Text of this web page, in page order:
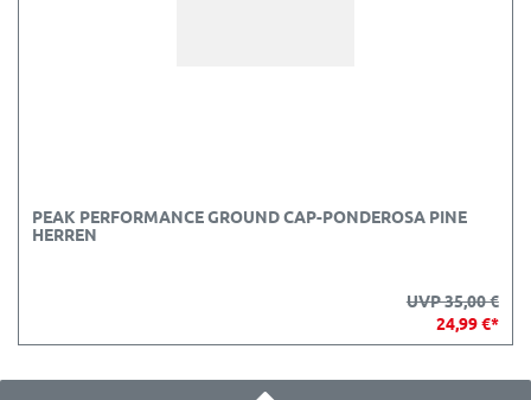
PEAK PERFORMANCE GROUND CAP-PONDEROSA PINE
HERREN
UVP 35,00 €
24,99 €*